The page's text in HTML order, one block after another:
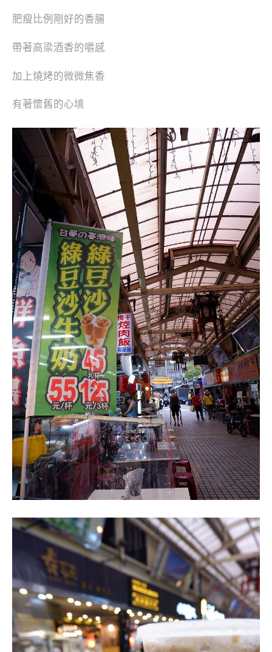
肥瘦比例剛好的香腸
帶著高梁酒香的嚼感
加上燒烤的微微焦香
有著懷舊的心境